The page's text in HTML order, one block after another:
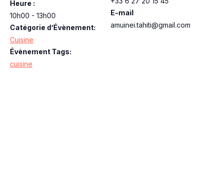
Heure :
10h00 - 13h00
Catégorie d’Évènement:
Cuisine
Évènement Tags:
cuisine
E-mail
amuinei.tahiti@gmail.com